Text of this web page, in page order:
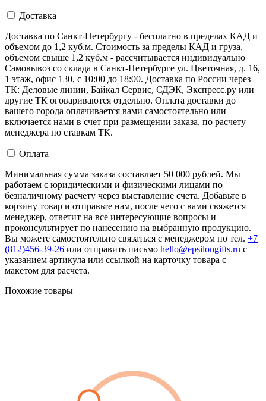
Доставка
Доставка по Санкт-Петербургу - бесплатно в пределах КАД и
объемом до 1,2 куб.м. Стоимость за пределы КАД и груза,
объемом свыше 1,2 куб.м - рассчитывается индивидуально
Самовывоз со склада в Санкт-Петербурге ул. Цветочная, д. 16,
1 этаж, офис 130, с 10:00 до 18:00. Доставка по России через
ТК: Деловые линии, Байкал Сервис, СДЭК, Экспресс.ру или
другие ТК оговариваются отдельно. Оплата доставки до
вашего города оплачивается вами самостоятельно или
включается нами в счет при размещении заказа, по расчету
менеджера по ставкам ТК.
Оплата
Минимальная сумма заказа составляет 50 000 рублей. Мы
работаем с юридическими и физическими лицами по
безналичному расчету через выставление счета. Добавьте в
корзину товар и отправьте нам, после чего с вами свяжется
менеджер, ответит на все интересующие вопросы и
проконсультирует по нанесению на выбранную продукцию.
Вы можете самостоятельно связаться с менеджером по тел. +7
(812)456-39-26 или отправить письмо hello@epsilongifts.ru с
указанием артикула или ссылкой на карточку товара с
макетом для расчета.
Похожие товары